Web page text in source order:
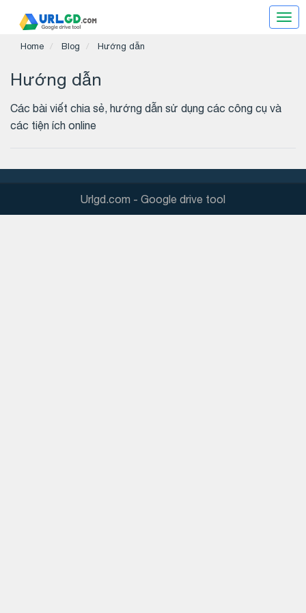
Home Blog Hướng dẫn
Hướng dẫn
Các bài viết chia sẻ, hướng dẫn sử dụng các công cụ và
các tiện ích online
Urlgd.com - Google drive tool